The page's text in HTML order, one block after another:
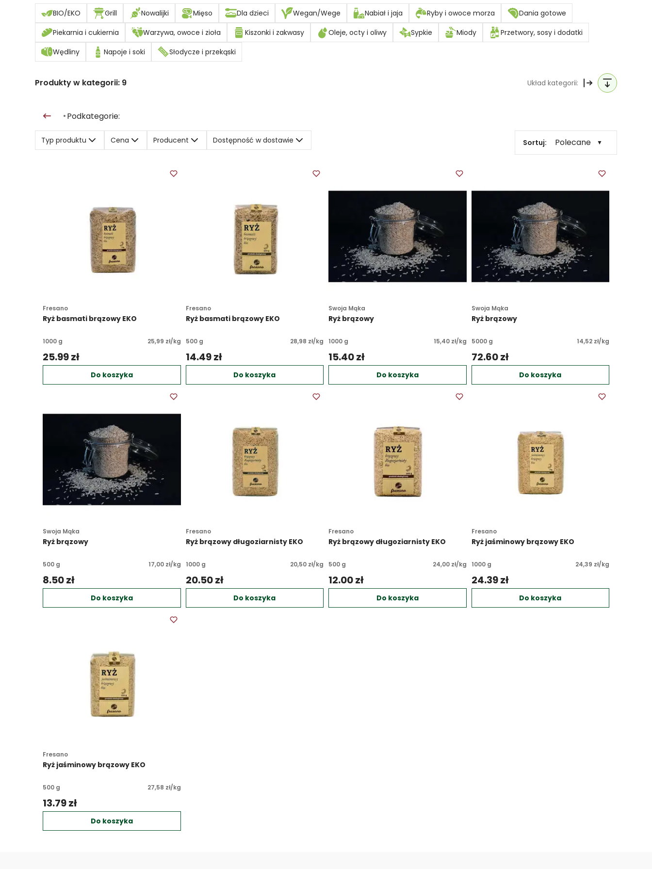
BIO/EKO Grill Nowalijki Mięso Dla dzieci Wegan/Wege Nabiał i jaja Ryby i owoce morza
Dania gotowe
Piekarnia i cukiernia
Warzywa, owoce i zioła Kiszonki i zakwasy Oleje, octy i oliwy Sypkie Miody
Przetwory, sosy i dodatki
Wędliny
Napoje i soki Słodycze i przekąski
Produkty w kategorii: 9 Układ kategorii:
• Podkategorie:
Typ produktu Cena Producent Dostępność w dostawie Sortuj: Polecane ▼
Fresano
Ryż basmati brązowy EKO
1000 g 25,99 zł/kg
25.99 zł
Do koszyka
Fresano
Ryż basmati brązowy EKO
500 g 28,98 zł/kg
14.49 zł
Do koszyka
Swoja Mąka
Ryż brązowy
1000 g 15,40 zł/kg
15.40 zł
Do koszyka
Swoja Mąka
Ryż brązowy
5000 g 14,52 zł/kg
72.60 zł
Do koszyka
Swoja Mąka
Ryż brązowy
500 g 17,00 zł/kg
8.50 zł
Do koszyka
Fresano
Ryż brązowy długoziarnisty EKO
1000 g 20,50 zł/kg
20.50 zł
Do koszyka
Fresano
Ryż brązowy długoziarnisty EKO
500 g 24,00 zł/kg
12.00 zł
Do koszyka
Fresano
Ryż jaśminowy brązowy EKO
1000 g 24,39 zł/kg
24.39 zł
Do koszyka
Fresano
Ryż jaśminowy brązowy EKO
500 g 27,58 zł/kg
13.79 zł
Do koszyka